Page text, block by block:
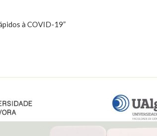
à COVID-19”